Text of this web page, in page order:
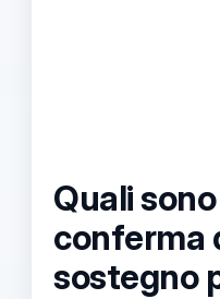
Quali
conferma
sostegno